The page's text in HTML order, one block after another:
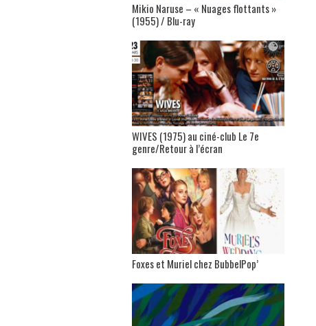
Mikio Naruse – « Nuages flottants »
(1955) / Blu-ray
WIVES (1975) au ciné-club Le 7e
genre/Retour à l’écran
Foxes et Muriel chez BubbelPop’